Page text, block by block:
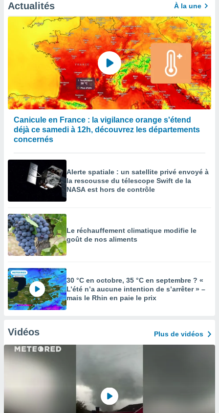
Actualités À la une
Canicule en France : la vigilance orange s'étend
déjà ce samedi à 12h, découvrez les départements
concernés
Alerte spatiale : un satellite privé envoyé à
la rescousse du télescope Swift de la
NASA est hors de contrôle
Le réchauffement climatique modifie le
goût de nos aliments
30 °C en octobre, 35 °C en septembre ? «
L’été n’a aucune intention de s’arrêter » –
mais le Rhin en paie le prix
Vidéos Plus de vidéos